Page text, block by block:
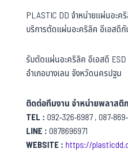
PLASTIC DD จำหน่ายแผ่นอะ
บริการตัดแผ่นอะคริลิค อีเอสดี
รับตัดแผ่นอะคริลิค อีเอสดี
อำเภอบางเลน จังหวัดนครปฐม
ติดต่อทีมงาน จำหน่ายพลาสติ
TEL :092-326-6987 , 087-
LINE :0878696971
WEBSITE :https://